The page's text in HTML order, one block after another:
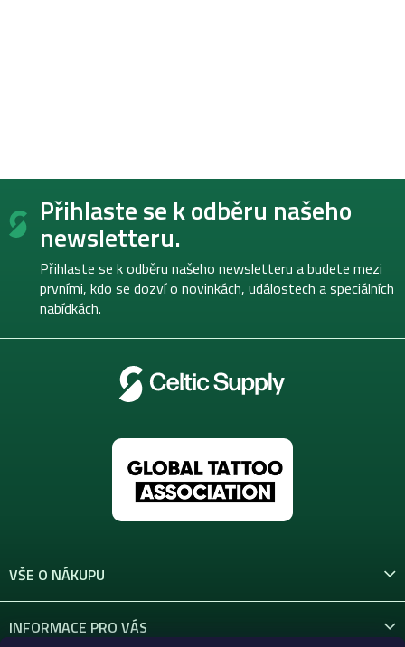
Z
Přihlaste se k odběru našeho
newsletteru.
Přihlaste se k odběru našeho newsletteru a budete mezi
prvními, kdo se dozví o novinkách, událostech a speciálních
nabídkách.
VŠE O NÁKUPU
INFORMACE PRO VÁS